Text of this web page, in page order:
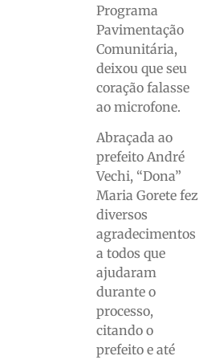
Programa
Pavimentação
Comunitária,
deixou que seu
coração falasse
ao microfone.
Abraçada ao
prefeito André
Vechi, “Dona”
Maria Gorete fez
diversos
agradecimentos
a todos que
ajudaram
durante o
processo,
citando o
prefeito e até